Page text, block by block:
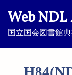
Web
国立国会図書館